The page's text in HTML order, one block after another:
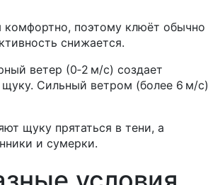
комфортно, поэтому клюёт обычно
снижается.
ветер (0‑2 м/с) создает
Сильный ветром (более 6 м/с)
щуку прятаться в тени, а
и сумерки.